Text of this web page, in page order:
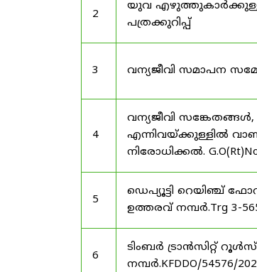
2
യുവ എഴുത്തുകാർക്കുള്ള
പത്രക്കുറിപ്പ്
3 വന്യജീവി സമാപന
4
വന്യജീവി
എന്നിവയ്ക്കുള്ളിൽ
നിരോധിക്കൽ.
5
ഡെപ്യൂട്ടി റെയിഞ്ച്
ഉത്തരവ് നമ്പർ.Trg 3-
6
ടിംബർ ട്രാൻസിറ്റ്
നമ്പർ.KFDDO/54576/